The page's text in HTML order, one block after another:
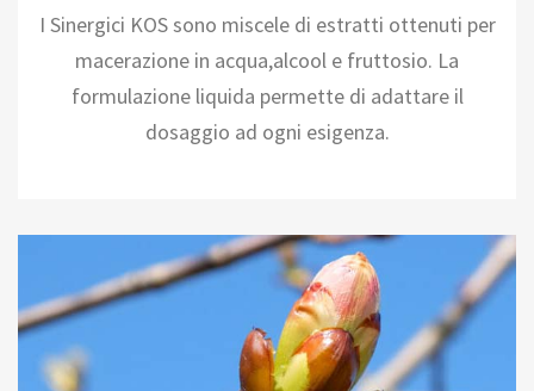
I Sinergici KOS sono miscele di estratti ottenuti per
macerazione in acqua,alcool e fruttosio. La
formulazione liquida permette di adattare il
dosaggio ad ogni esigenza.